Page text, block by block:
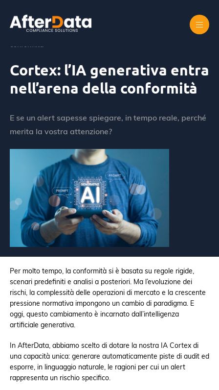
content
conformità
Cortex: l’IA generativa entra
nell’arena della conformità
E se un alert sapesse spiegare, in tempo reale, perché
merita la vostra attenzione?
Per molto tempo, la conformità si è basata su regole rigide,
scenari predefiniti e analisi a posteriori. Ma l’evoluzione dei
rischi, la complessità delle operazioni di mercato e la crescente
pressione normativa impongono un cambio di paradigma. E
oggi, questo cambiamento è incarnato dall’intelligenza
artificiale generativa.
In AfterData, abbiamo scelto di dotare la nostra IA Cortex di
una capacità unica: generare automaticamente piste di audit ed
esporre, in linguaggio naturale, le ragioni per cui un alert
rappresenta un rischio specifico.